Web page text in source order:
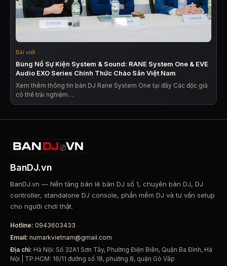
Bài viết
Bùng Nổ Sự Kiện System & Sound: RANE System One & EVE
Audio EXO Series Chính Thức Chào Sân Việt Nam
Xem thêm thông tin bàn DJ Rane System One tại đây Các độc giả
có thể trải nghiệm…
BanDJ.vn
BanDJ.vn — Nền tảng bán lẻ bàn DJ số 1, chuyên bàn DJ, DJ
controller, standalone DJ console, phần mềm DJ và tư vấn setup
cho người chơi thật.
Hotline: 0943603433
Email: numarkvietnam@gmail.com
Địa chỉ: Hà Nội: Số 32A1 Sơn Tây, Phường Điện Biên, Quận Ba Đình, Hà
Nội | TP.HCM: 16/11 đường số 18, phường 8, quận Gò Vấp